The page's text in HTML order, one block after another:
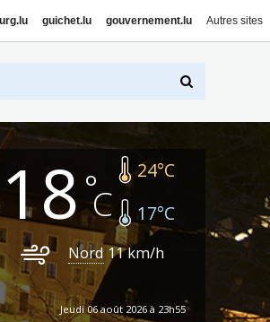
guichet.lu gouvernement.lu Autres sites
18 24°C
17°C
Nord 11km/h
Jeudi 06 août 2026 à 23h55